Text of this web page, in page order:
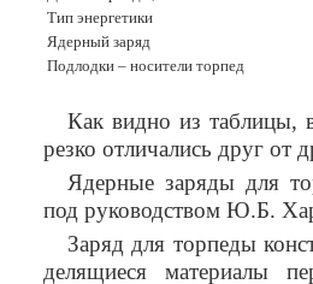
Тип энергетики
Ядерный заряд
Подлодки – носители торпед
Как видно из таблицы,
резко отличались друг от
Ядерные заряды для
под руководством Ю.Б.
Заряд для торпеды
делящиеся материалы